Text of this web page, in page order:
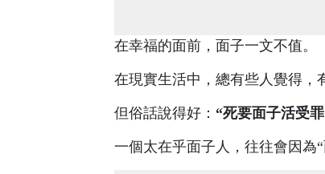
在幸福的面前，面子一文不值。
在現實生活中，總有些人覺得，
但俗話說得好： “死要面子活受
一個太在乎面子人，往往會因為